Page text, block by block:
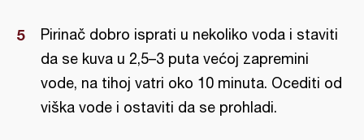
Pirinač dobro isprati u nekoliko voda i staviti
da se kuva u 2,5–3 puta većoj zapremini
vode, na tihoj vatri oko 10 minuta. Ocediti od
viška vode i ostaviti da se prohladi.